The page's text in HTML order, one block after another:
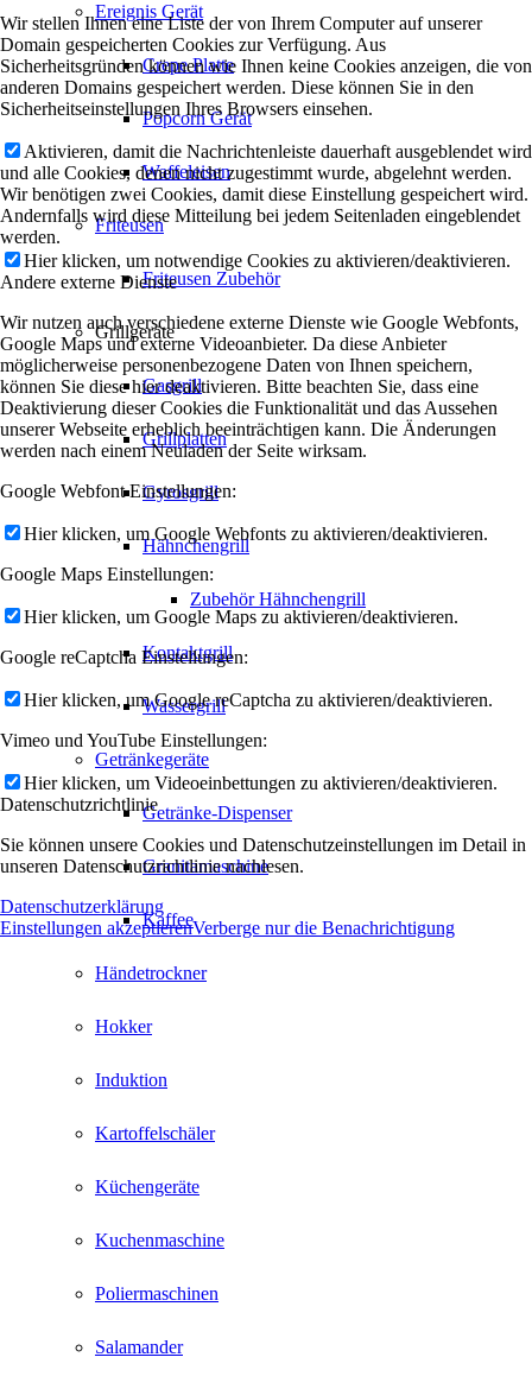
Ereignis Gerät
Crepe Platte
Popcorn Gerät
Waffeleisen
Friteusen
Friteusen Zubehör
Grillgeräte
Gasgrill
Grillplatten
Gyrosgrill
Hähnchengrill
Zubehör Hähnchengrill
Kontaktgrill
Wassergrill
Getränkegeräte
Getränke-Dispenser
Granitamaschine
Kaffee
Händetrockner
Hokker
Induktion
Kartoffelschäler
Küchengeräte
Kuchenmaschine
Poliermaschinen
Salamander
Wir stellen Ihnen eine Liste der von Ihrem Computer auf unserer
Domain gespeicherten Cookies zur Verfügung. Aus
Sicherheitsgründen können wie Ihnen keine Cookies anzeigen, die von
anderen Domains gespeichert werden. Diese können Sie in den
Sicherheitseinstellungen Ihres Browsers einsehen.
Aktivieren, damit die Nachrichtenleiste dauerhaft ausgeblendet wird
und alle Cookies, denen nicht zugestimmt wurde, abgelehnt werden.
Wir benötigen zwei Cookies, damit diese Einstellung gespeichert wird.
Andernfalls wird diese Mitteilung bei jedem Seitenladen eingeblendet
werden.
Hier klicken, um notwendige Cookies zu aktivieren/deaktivieren.
Andere externe Dienste
Wir nutzen auch verschiedene externe Dienste wie Google Webfonts,
Google Maps und externe Videoanbieter. Da diese Anbieter
möglicherweise personenbezogene Daten von Ihnen speichern,
können Sie diese hier deaktivieren. Bitte beachten Sie, dass eine
Deaktivierung dieser Cookies die Funktionalität und das Aussehen
unserer Webseite erheblich beeinträchtigen kann. Die Änderungen
werden nach einem Neuladen der Seite wirksam.
Google Webfont Einstellungen:
Hier klicken, um Google Webfonts zu aktivieren/deaktivieren.
Google Maps Einstellungen:
Hier klicken, um Google Maps zu aktivieren/deaktivieren.
Google reCaptcha Einstellungen:
Hier klicken, um Google reCaptcha zu aktivieren/deaktivieren.
Vimeo und YouTube Einstellungen:
Hier klicken, um Videoeinbettungen zu aktivieren/deaktivieren.
Datenschutzrichtlinie
Sie können unsere Cookies und Datenschutzeinstellungen im Detail in
unseren Datenschutzrichtlinie nachlesen.
Datenschutzerklärung
Einstellungen akzeptierenVerberge nur die Benachrichtigung